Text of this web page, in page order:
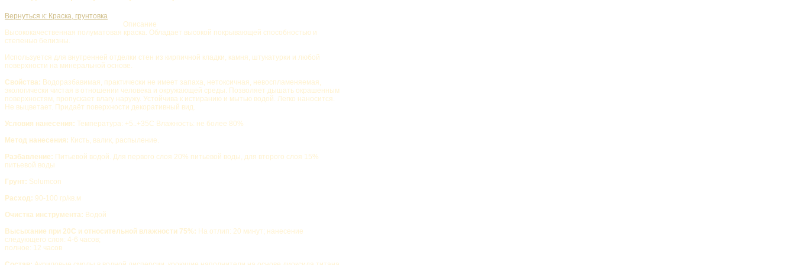
Вернуться к: Краска, грунтовка
Описание
Высококачественная полуматовая краска. Обладает высокой покрывающей способностью и
степенью белизны.
Используется для внутренней отделки стен из кирпичной кладки, камня, штукатурки и любой
поверхности на минеральной основе.
Свойства: Водоразбавимая, практически не имеет запаха, нетоксичная, невоспламеняемая,
экологически чистая в отношении человека и окружающей среды. Позволяет дышать окрашенным
поверхностям, пропускает влагу наружу. Устойчива к истиранию и мытью водой. Легко наносится.
Не выцветает. Придаёт поверхности декоративный вид.
Условия нанесения: Температура: +5..+35С Влажность: не более 80%
Метод нанесения: Кисть, валик, распыление.
Разбавление: Питьевой водой. Для первого слоя 20% питьевой воды, для второго слоя 15%
питьевой воды
Грунт: Solumcon
Расход: 90-100 гр/кв.м
Очистка инструмента: Водой
Высыхание при 20С и относительной влажности 75%: На отлип: 20 минут; нанесение
следующего слоя: 4-6 часов;
полное: 12 часов